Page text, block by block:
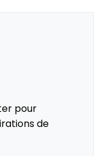
pour
de